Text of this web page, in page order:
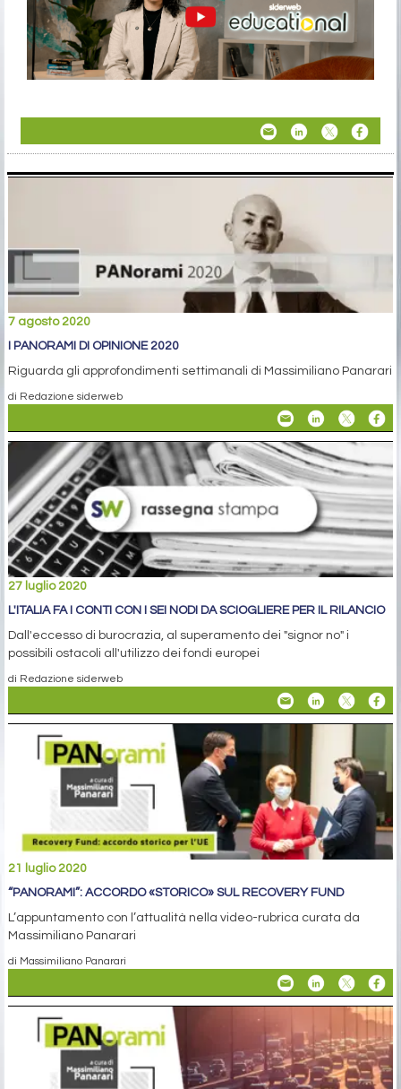
7 agosto 2020
I PANORAMI DI OPINIONE 2020
Riguarda gli approfondimenti settimanali di Massimiliano Panarari
di Redazione siderweb
27 luglio 2020
L'ITALIA FA I CONTI CON I SEI NODI DA SCIOGLIERE PER IL RILANCIO
Dall'eccesso di burocrazia, al superamento dei "signor no" i
possibili ostacoli all'utilizzo dei fondi europei
di Redazione siderweb
21 luglio 2020
“PANORAMI”: ACCORDO «STORICO» SUL RECOVERY FUND
L’appuntamento con l’attualità nella video-rubrica curata da
Massimiliano Panarari
di Massimiliano Panarari